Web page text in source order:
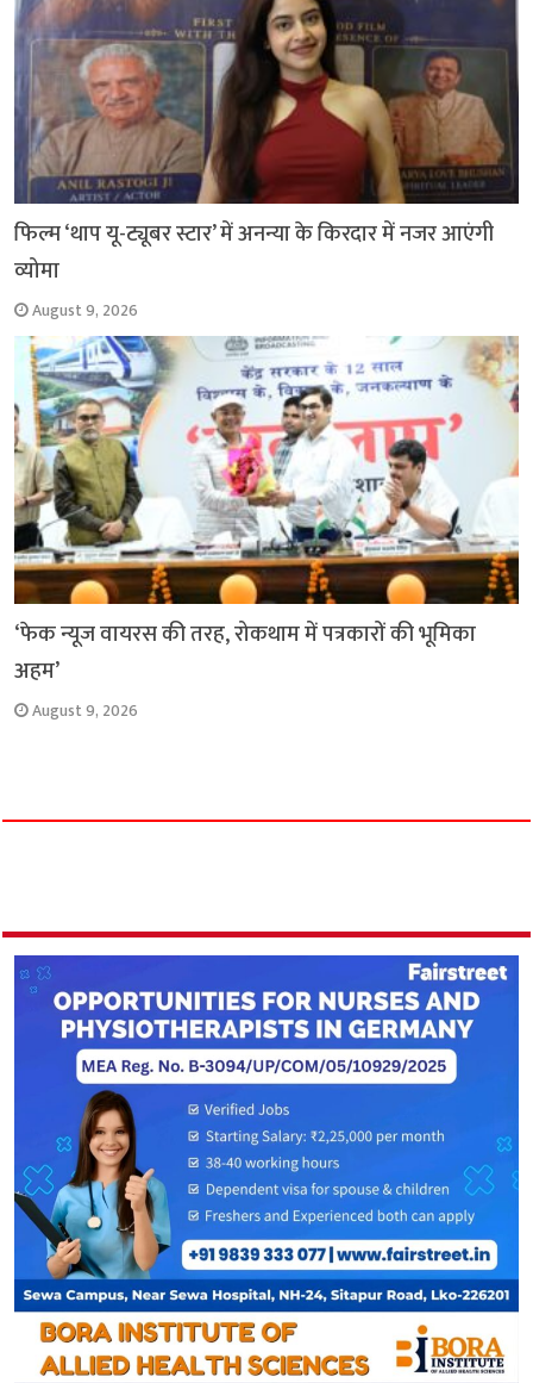
फिल्म ‘थाप यू-ट्यूबर स्टार’ में अनन्या के किरदार में नजर आएंगी
व्योमा
August 9, 2026
‘फेक न्यूज वायरस की तरह, रोकथाम में पत्रकारों की भूमिका
अहम’
August 9, 2026